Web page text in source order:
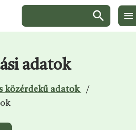
Keresés:
adatok
közérdekű adatok
/